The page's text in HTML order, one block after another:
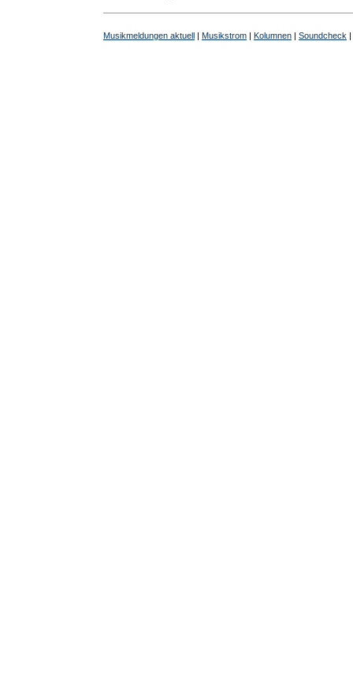
Musikmeldungen aktuell | Musikstrom | Kolumnen | Soundcheck |